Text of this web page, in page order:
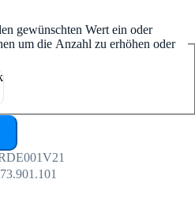
gewünschten Wert ein oder
um die Anzahl zu erhöhen oder
73.901.101